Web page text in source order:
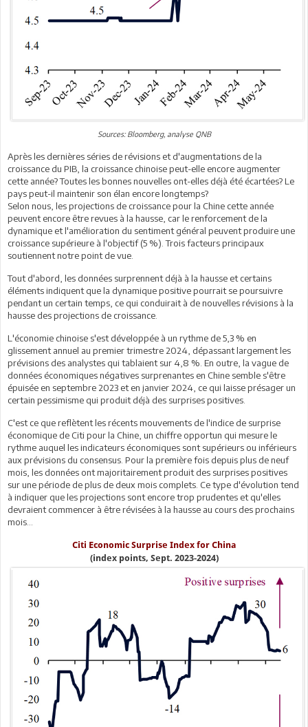
Sources: Bloomberg, analyse QNB
Après les dernières séries de révisions et d'augmentations de la
croissance du PIB, la croissance chinoise peut-elle encore augmenter
cette année? Toutes les bonnes nouvelles ont-elles déjà été écartées? Le
pays peut-il maintenir son élan encore longtemps?
Selon nous, les projections de croissance pour la Chine cette année
peuvent encore être revues à la hausse, car le renforcement de la
dynamique et l'amélioration du sentiment général peuvent produire une
croissance supérieure à l'objectif (5 %). Trois facteurs principaux
soutiennent notre point de vue.
Tout d'abord, les données surprennent déjà à la hausse et certains
éléments indiquent que la dynamique positive pourrait se poursuivre
pendant un certain temps, ce qui conduirait à de nouvelles révisions à la
hausse des projections de croissance.
L'économie chinoise s'est développée à un rythme de 5,3 % en
glissement annuel au premier trimestre 2024, dépassant largement les
prévisions des analystes qui tablaient sur 4,8 %. En outre, la vague de
données économiques négatives surprenantes en Chine semble s'être
épuisée en septembre 2023 et en janvier 2024, ce qui laisse présager un
certain pessimisme qui produit déjà des surprises positives.
C'est ce que reflètent les récents mouvements de l'indice de surprise
économique de Citi pour la Chine, un chiffre opportun qui mesure le
rythme auquel les indicateurs économiques sont supérieurs ou inférieurs
aux prévisions du consensus. Pour la première fois depuis plus de neuf
mois, les données ont majoritairement produit des surprises positives
sur une période de plus de deux mois complets. Ce type d'évolution tend
à indiquer que les projections sont encore trop prudentes et qu'elles
devraient commencer à être révisées à la hausse au cours des prochains
mois...
Citi Economic Surprise Index for China
(index points, Sept. 2023-2024)